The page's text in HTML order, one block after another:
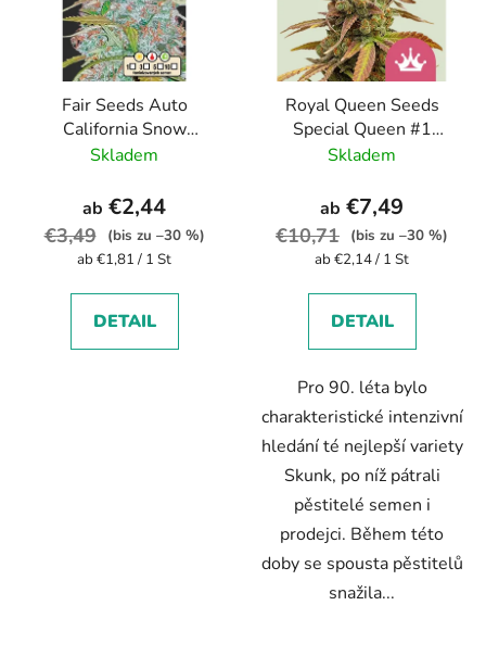
Fair Seeds Auto
California Snow
feminizovaná
Skladem
ab €2,44
€3,49
(bis zu –30 %)
Verkaufspreis:
ab €1,81 / 1 St
DETAIL
Royal Queen Seeds
Special Queen #1
feminizovaná
Skladem
ab €7,49
€10,71
(bis zu –30 %)
Verkaufspreis:
ab €2,14 / 1 St
DETAIL
Pro 90. léta bylo
charakteristické intenzivní
hledání té nejlepší variety
Skunk, po níž pátrali
pěstitelé semen i
prodejci. Během této
doby se spousta pěstitelů
snažila...